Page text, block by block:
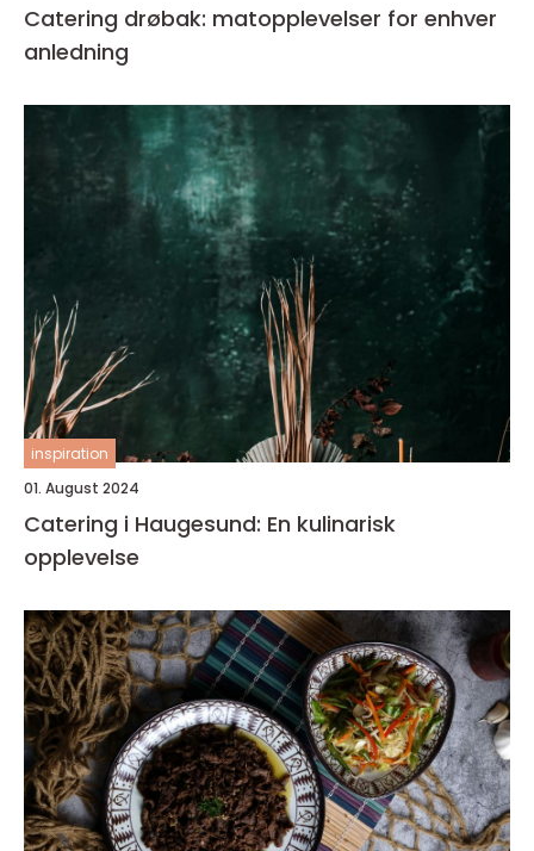
Catering drøbak: matopplevelser for enhver
anledning
inspiration
01. August 2024
Catering i Haugesund: En kulinarisk
opplevelse